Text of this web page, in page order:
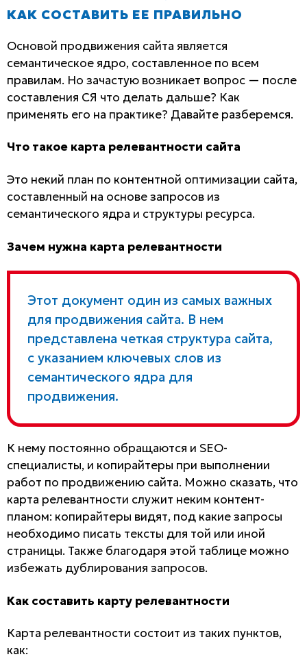
КАК СОСТАВИТЬ ЕЕ ПРАВИЛЬНО
Основой продвижения сайта является
семантическое ядро, составленное по всем
правилам. Но зачастую возникает вопрос — после
составления СЯ что делать дальше? Как
применять его на практике? Давайте разберемся.
Что такое карта релевантности сайта
Это некий план по контентной оптимизации сайта,
составленный на основе запросов из
семантического ядра и структуры ресурса.
Зачем нужна карта релевантности
Этот документ один из самых важных
для продвижения сайта. В нем
представлена четкая структура сайта,
с указанием ключевых слов из
семантического ядра для
продвижения.
К нему постоянно обращаются и SEO-
специалисты, и копирайтеры при выполнении
работ по продвижению сайта. Можно сказать, что
карта релевантности служит неким контент-
планом: копирайтеры видят, под какие запросы
необходимо писать тексты для той или иной
страницы. Также благодаря этой таблице можно
избежать дублирования запросов.
Как составить карту релевантности
Карта релевантности состоит из таких пунктов,
как: